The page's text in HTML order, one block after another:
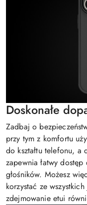
Doskonałe
Zadbaj o
przy tym z komfortu
do kształtu telefonu, a
zapewnia łatwy
głośników. Możesz
korzystać ze
zdejmowanie etui